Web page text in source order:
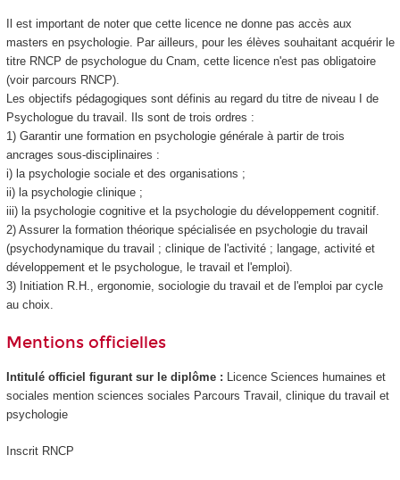
Il est important de noter que cette licence ne donne pas accès aux
masters en psychologie. Par ailleurs, pour les élèves souhaitant acquérir le
titre RNCP de psychologue du Cnam, cette licence n'est pas obligatoire
(voir parcours RNCP).
Les objectifs pédagogiques sont définis au regard du titre de niveau I de
Psychologue du travail. Ils sont de trois ordres :
1) Garantir une formation en psychologie générale à partir de trois
ancrages sous-disciplinaires :
i) la psychologie sociale et des organisations ;
ii) la psychologie clinique ;
iii) la psychologie cognitive et la psychologie du développement cognitif.
2) Assurer la formation théorique spécialisée en psychologie du travail
(psychodynamique du travail ; clinique de l'activité ; langage, activité et
développement et le psychologue, le travail et l'emploi).
3) Initiation R.H., ergonomie, sociologie du travail et de l'emploi par cycle
au choix.
Mentions officielles
Intitulé officiel figurant sur le diplôme : Licence Sciences humaines et
sociales mention sciences sociales Parcours Travail, clinique du travail et
psychologie
Inscrit RNCP